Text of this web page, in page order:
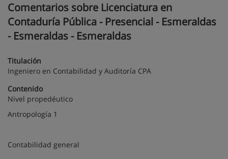
Comentarios sobre Licenciatura en
Contaduría Pública - Presencial - Esmeraldas
- Esmeraldas - Esmeraldas
Titulación
Ingeniero en Contabilidad y Auditorí­a CPA
Contenido
Nivel propedéutico
Antropología 1
Contabilidad general